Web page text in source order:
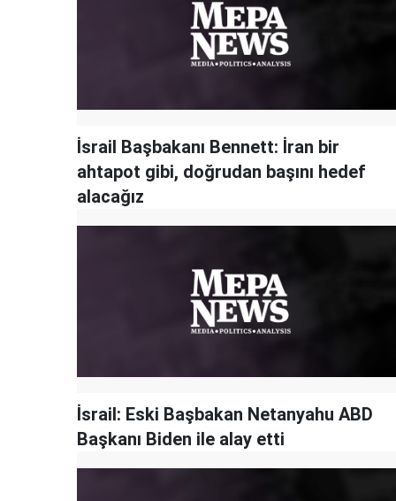
İsrail Başbakanı Bennett: İran bir
ahtapot gibi, doğrudan başını hedef
alacağız
İsrail: Eski Başbakan Netanyahu ABD
Başkanı Biden ile alay etti